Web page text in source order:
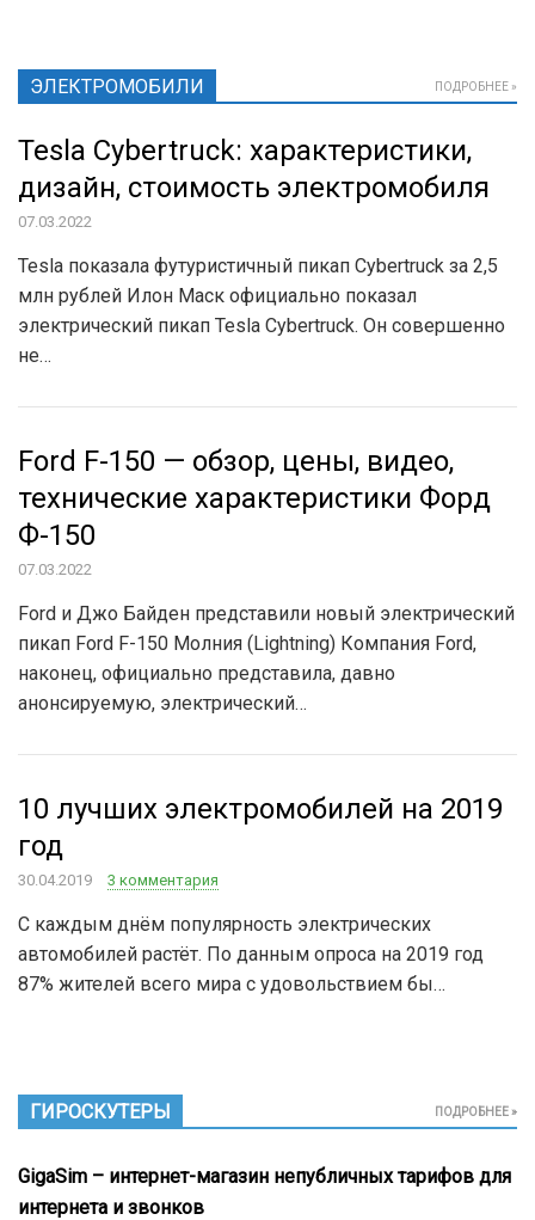
ЭЛЕКТРОМОБИЛИ ПОДРОБНЕЕ »
Tesla Cybertruck: характеристики,
дизайн, стоимость электромобиля
07.03.2022
Tesla показала футуристичный пикап Cybertruck за 2,5
млн рублей Илон Маск официально показал
электрический пикап Tesla Cybertruck. Он совершенно
не…
Ford F-150 — обзор, цены, видео,
технические характеристики Форд
Ф-150
07.03.2022
Ford и Джо Байден представили новый электрический
пикап Ford F-150 Молния (Lightning) Компания Ford,
наконец, официально представила, давно
анонсируемую, электрический…
10 лучших электромобилей на 2019
год
30.04.2019 3 комментария
С каждым днём популярность электрических
автомобилей растёт. По данным опроса на 2019 год
87% жителей всего мира с удовольствием бы…
ГИРОСКУТЕРЫ ПОДРОБНЕЕ »
GigaSim – интернет-магазин непубличных тарифов для
интернета и звонков